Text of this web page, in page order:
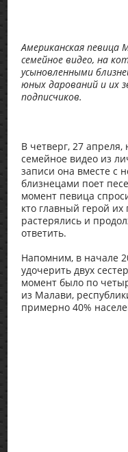
Американская певица
семейное видео, на
усыновленными
юных дарований и их
подписчиков.
В четверг, 27 апреля,
семейное видео из
записи она вместе с
близнецами поет
момент певица
кто главный герой
растерялись и
ответить.
Напомним, в начале
удочерить двух
момент было по
из Малави,
примерно 40%